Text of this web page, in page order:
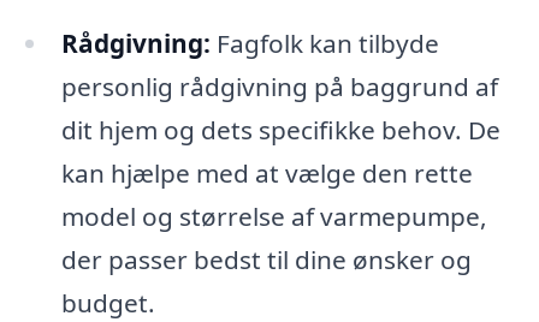
Rådgivning: Fagfolk kan tilbyde
personlig rådgivning på baggrund af
dit hjem og dets specifikke behov. De
kan hjælpe med at vælge den rette
model og størrelse af varmepumpe,
der passer bedst til dine ønsker og
budget.